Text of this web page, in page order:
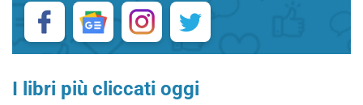
I libri più cliccati oggi